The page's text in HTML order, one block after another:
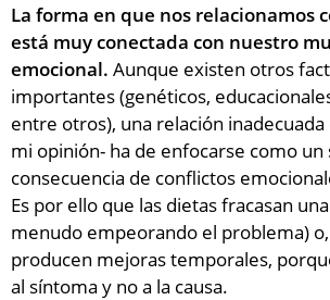
La forma en que nos relacionamos
está muy conectada con nuestro
emocional. Aunque existen otros
importantes (genéticos,
entre otros), una relación inadecuada
mi opinión- ha de enfocarse como
consecuencia de conflictos
Es por ello que las dietas fracasan
menudo empeorando el problema)
producen mejoras temporales,
al síntoma y no a la causa.